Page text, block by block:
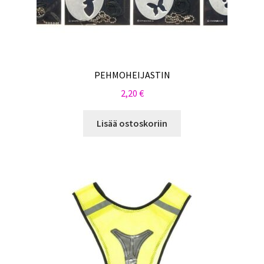
PEHMOHEIJASTIN
2,20 €
Lisää ostoskoriin